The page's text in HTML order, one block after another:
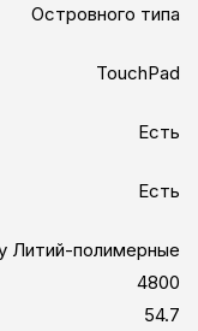
Островного типа
TouchPad
Есть
Есть
Литий-полимерные
4800
54.7